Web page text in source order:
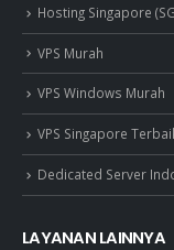
Hosting Singapore
VPS Murah
VPS Windows Murah
VPS Singapore
Dedicated Server
LAYANAN LAINNYA